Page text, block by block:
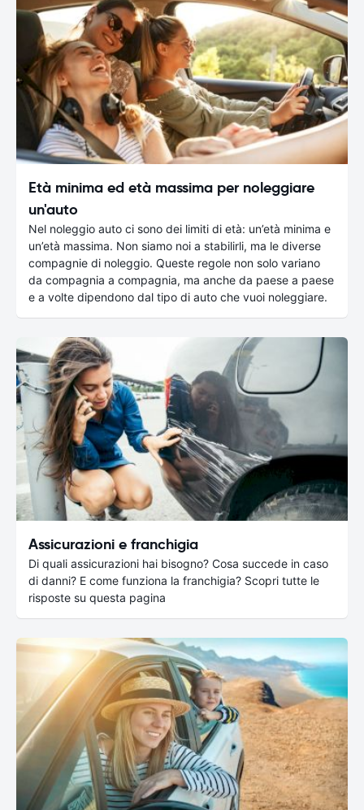
Età minima ed età massima per noleggiare
un'auto
Nel noleggio auto ci sono dei limiti di età: un’età minima e
un’età massima. Non siamo noi a stabilirli, ma le diverse
compagnie di noleggio. Queste regole non solo variano
da compagnia a compagnia, ma anche da paese a paese
e a volte dipendono dal tipo di auto che vuoi noleggiare.
Assicurazioni e franchigia
Di quali assicurazioni hai bisogno? Cosa succede in caso
di danni? E come funziona la franchigia? Scopri tutte le
risposte su questa pagina